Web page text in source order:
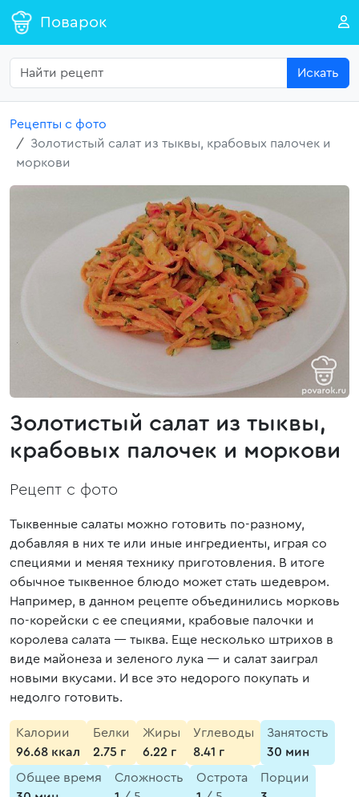
Поварок
Искать
Рецепты с фото
Золотистый салат из тыквы, крабовых палочек и
моркови
Золотистый салат из тыквы,
крабовых палочек и моркови
Рецепт с фото
Тыквенные салаты можно готовить по-разному,
добавляя в них те или иные ингредиенты, играя со
специями и меняя технику приготовления. В итоге
обычное тыквенное блюдо может стать шедевром.
Например, в данном рецепте объединились морковь
по-корейски с ее специями, крабовые палочки и
королева салата — тыква. Еще несколько штрихов в
виде майонеза и зеленого лука — и салат заиграл
новыми вкусами. И все это недорого покупать и
недолго готовить.
Калории
96.68 ккал
Белки
2.75 г
Жиры
6.22 г
Углеводы
8.41 г
Занятость
30 мин
Общее время
Сложность
Острота
Порции